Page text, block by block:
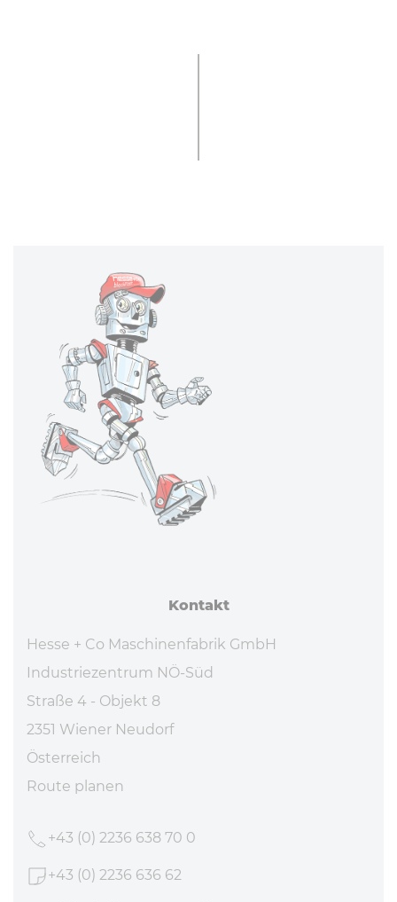
Kontakt
Hesse + Co Maschinenfabrik GmbH
Industriezentrum NÖ-Süd
Straße 4 - Objekt 8
2351 Wiener Neudorf
Österreich
Route planen
+43 (0) 2236 638 70 0
+43 (0) 2236 636 62